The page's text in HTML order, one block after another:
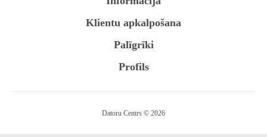
Klientu apkalpošana
Palīgrīki
Profils
Datoru Centrs © 2026